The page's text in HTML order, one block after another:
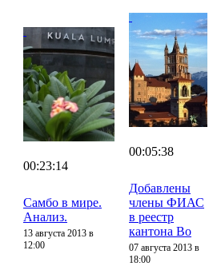
00:23:14
Самбо в мире.
Анализ.
13 августа 2013 в
12:00
00:05:38
Добавлены
члены ФИАС
в реестр
кантона Во
07 августа 2013 в
18:00